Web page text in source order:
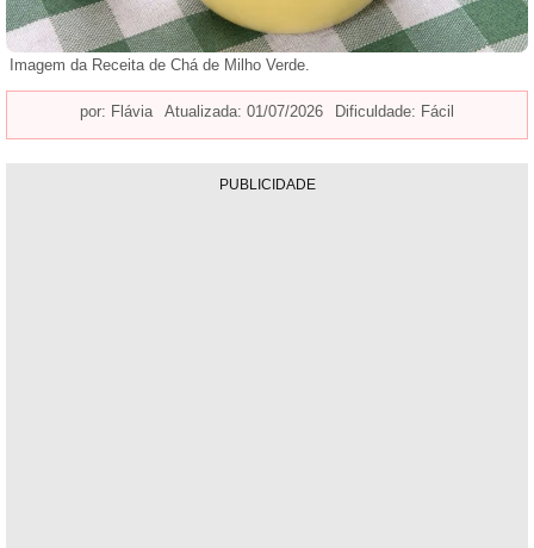
Imagem da Receita de Chá de Milho Verde.
por: Flávia Atualizada: 01/07/2026 Dificuldade: Fácil
PUBLICIDADE